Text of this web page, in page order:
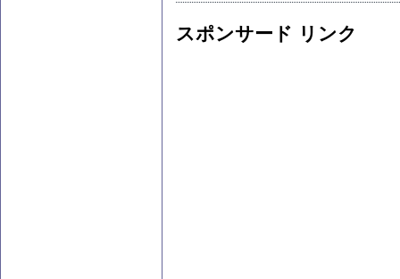
スポンサード リンク